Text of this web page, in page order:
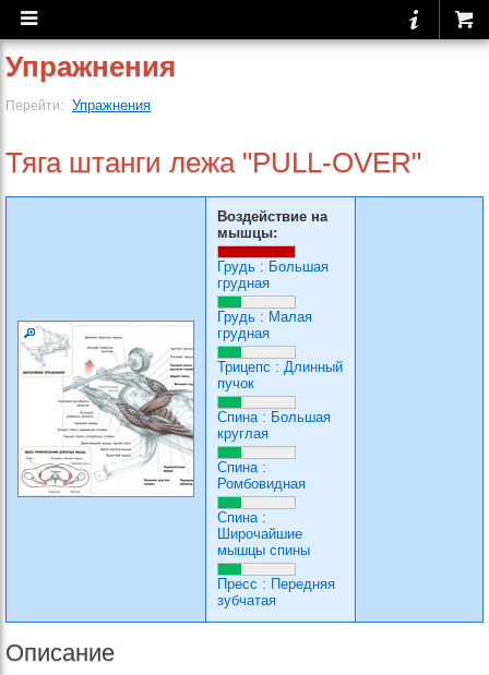
Упражнения
Перейти: Упражнения
Тяга штанги лежа "PULL-OVER"
Воздействие на
мышцы:
Грудь : Большая
грудная
Грудь : Малая
грудная
Трицепс : Длинный
пучок
Спина: Большая
круглая
Спина:
Ромбовидная
Спина:
Широчайшие
мышцы спины
Пресс : Передняя
зубчатая
Описание